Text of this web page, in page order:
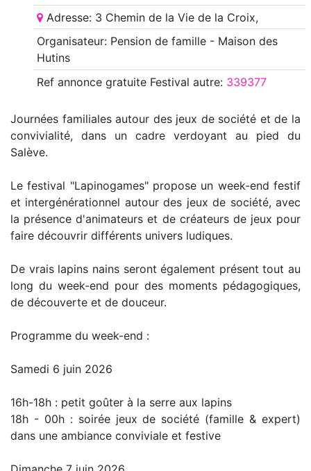
Adresse: 3 Chemin de la Vie de la Croix,
Organisateur: Pension de famille - Maison des
Hutins
Ref annoncegratuite Festival autre: 339377
Journées familiales autour des jeux de société et de la
convivialité, dans un cadre verdoyant au pied du
Salève.
Le festival "Lapinogames" propose un week-end festif
et intergénérationnel autour des jeux de société, avec
la présence d'animateurs et de créateurs de jeux pour
faire découvrir différents univers ludiques.
De vrais lapins nains seront également présent tout au
long du week-end pour des moments pédagogiques,
de découverte et de douceur.
Programme du week-end :
Samedi 6 juin 2026
16h-18h : petit goûter à la serre aux lapins
18h - 00h : soirée jeux de société (famille & expert)
dans une ambiance conviviale et festive